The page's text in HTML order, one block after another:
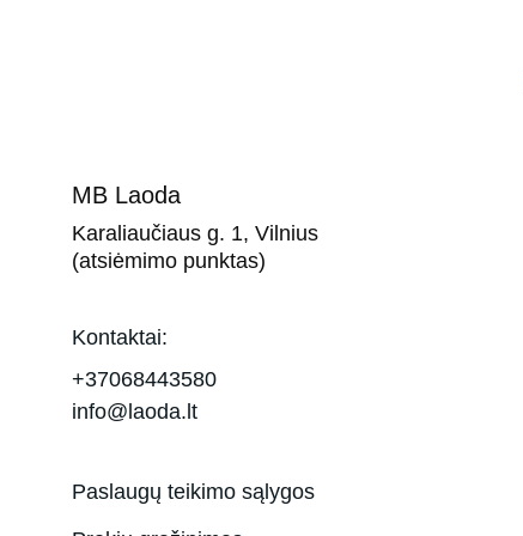
MB Laoda
Karaliaučiaus g. 1, Vilnius
(atsiėmimo punktas)
Kontaktai:
+37068443580
info@laoda.lt
Paslaugų teikimo sąlygos